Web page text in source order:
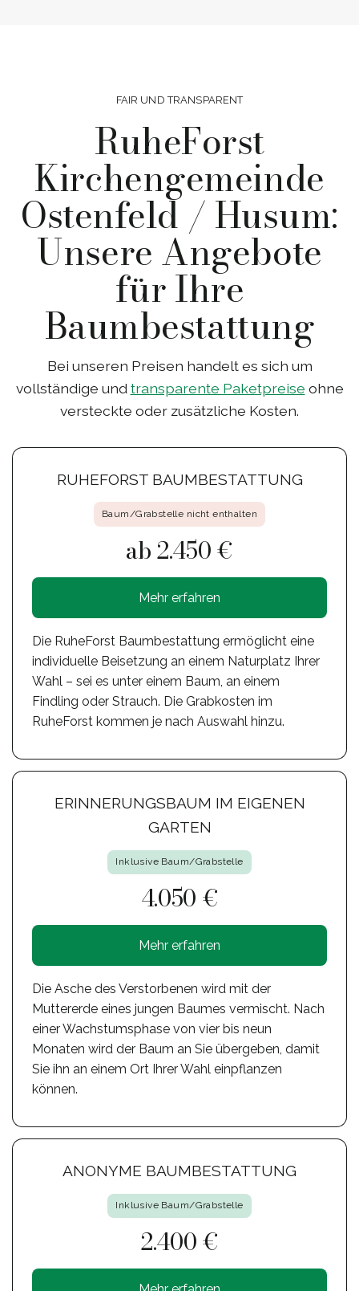
FAIR UND TRANSPARENT
RuheForst
Kirchengemeinde
Ostenfeld / Husum:
Unsere Angebote
für Ihre
Baumbestattung
Bei unseren Preisen handelt es sich um
vollständige und transparente Paketpreise ohne
versteckte oder zusätzliche Kosten.
RUHEFORST BAUMBESTATTUNG
Baum/Grabstelle nicht enthalten
ab 2.450 €
Mehr erfahren
Die RuheForst Baumbestattung ermöglicht eine
individuelle Beisetzung an einem Naturplatz Ihrer
Wahl – sei es unter einem Baum, an einem
Findling oder Strauch. Die Grabkosten im
RuheForst kommen je nach Auswahl hinzu.
ERINNERUNGSBAUM IM EIGENEN
GARTEN
Inklusive Baum/Grabstelle
4.050 €
Mehr erfahren
Die Asche des Verstorbenen wird mit der
Muttererde eines jungen Baumes vermischt. Nach
einer Wachstumsphase von vier bis neun
Monaten wird der Baum an Sie übergeben, damit
Sie ihn an einem Ort Ihrer Wahl einpflanzen
können.
ANONYME BAUMBESTATTUNG
Inklusive Baum/Grabstelle
2.400 €